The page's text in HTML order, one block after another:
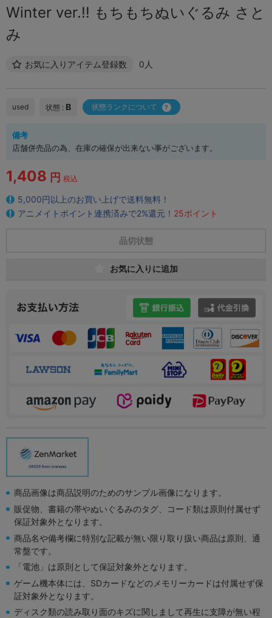
Winter ver.!! もちもちぬいぐるみ さと
み
お気に入りアイテム登録数 0人
used 状態 : B 状態ランクについて
備考
店舗併売品の為、在庫の確保が出来ない事がございます。
1,408 円 税込
5,000円以上のお買い上げで送料無料！
アニメイトポイント連携済みで2%還元！ 25ポイント
品切状態
お気に入りに追加
商品画像は商品説明のためのサンプル画像になります。
販促物、書籍の帯やぬいぐるみのタグ、コード類は原則付属せず
保証対象外となります。
商品名や備考欄に特別な記載が無い限り取り扱い商品は原則、通
常盤です。
「電池」は原則として保証対象外となります。
ゲーム機本体には、SDカードなどのメモリーカードは付属せず保
証対象外となります。
ディスク類の読み取り面のキズに関しまして再生に支障が無い程